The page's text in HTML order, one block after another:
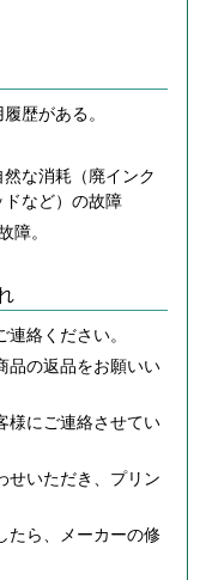
歴がある。
な消耗（廃インク
など）の故障
障。
絡ください。
品の返品をお願いい
様にご連絡させてい
せいただき、プリン
たら、メーカーの修